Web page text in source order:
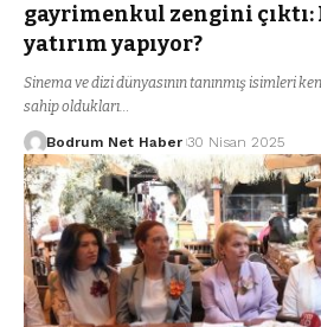
gayrimenkul zengini
yatırım yapıyor?
Sinema ve dizi dünyasının tanınmış isimleri
sahip oldukları…
Bodrum Net Haber 30 Nisan 2025